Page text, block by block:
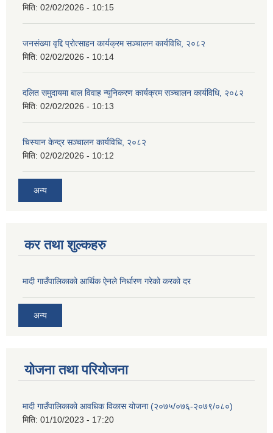
मिति: 02/02/2026 - 10:15
जनसंख्या वृद्दि प्रोत्साहन कार्यक्रम सञ्‍चालन कार्यविधि, २०८२
मिति: 02/02/2026 - 10:14
दलित समुदायमा बाल विवाह न्युनिकरण कार्यक्रम सञ्‍चालन कार्यविधि, २०८२
मिति: 02/02/2026 - 10:13
चिस्यान केन्द्र सञ्‍चालन कार्यविधि, २०८२
मिति: 02/02/2026 - 10:12
अन्य
कर तथा शुल्कहरु
मादी गाउँपालिकाको आर्थिक ऐनले निर्धारण गरेको करको दर
अन्य
योजना तथा परियोजना
मादी गाउँपालिकाको आवधिक विकास योजना (२०७५/०७६-२०७९/०८०)
मिति: 01/10/2023 - 17:20